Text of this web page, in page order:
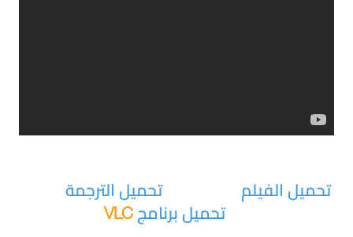
تحميل الفيلم تحميل الترجمة
تحميل برنامجVLC